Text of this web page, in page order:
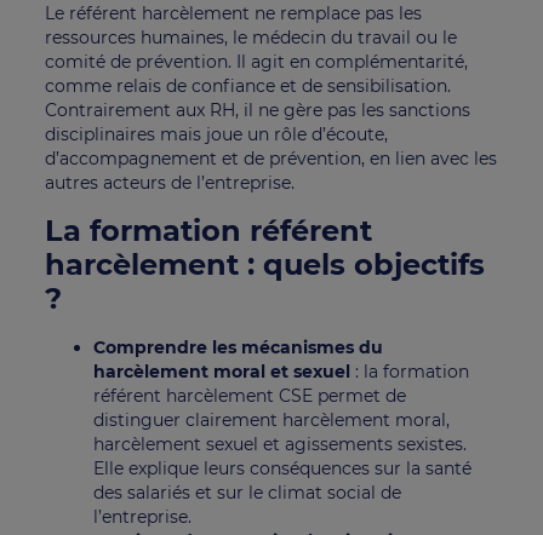
Le référent harcèlement ne remplace pas les
ressources humaines, le médecin du travail ou le
comité de prévention. Il agit en complémentarité,
comme relais de confiance et de sensibilisation.
Contrairement aux RH, il ne gère pas les sanctions
disciplinaires mais joue un rôle d’écoute,
d’accompagnement et de prévention, en lien avec les
autres acteurs de l’entreprise.
La formation référent
harcèlement : quels objectifs
?
Comprendre les mécanismes du
harcèlement moral et sexuel : la formation
référent harcèlement CSE permet de
distinguer clairement harcèlement moral,
harcèlement sexuel et agissements sexistes.
Elle explique leurs conséquences sur la santé
des salariés et sur le climat social de
l’entreprise.